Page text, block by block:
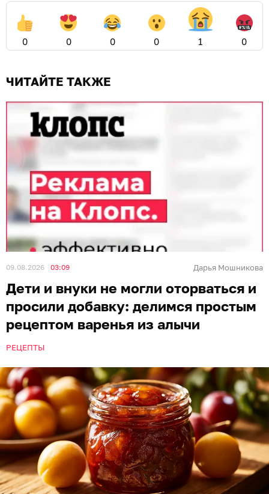
0 0 0 0 1 0
ЧИТАЙТЕ ТАКЖЕ
09.08.2026 03:09 Дарья Мошникова
Дети и внуки не могли оторваться и
просили добавку: делимся простым
рецептом варенья из алычи
РЕЦЕПТЫ